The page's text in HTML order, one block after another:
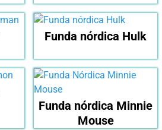
Funda nórdica Hulk
Funda nórdica Minnie
Mouse